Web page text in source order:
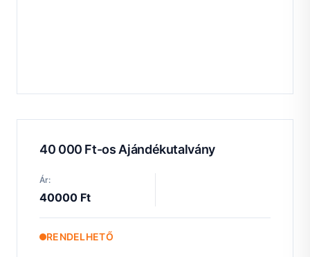
40 000 Ft-os Ajándékutalvány
Ár:
40000 Ft
RENDELHETŐ